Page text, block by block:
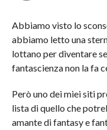
Abbiamo visto lo
abbiamo letto una
lottano per diventare
fantascienza non la fa
Però uno dei miei siti
lista di quello che
amante di fantasy e